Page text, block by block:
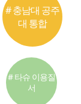
# 충남대 공주
대 통합
# 타슈 이용질
서